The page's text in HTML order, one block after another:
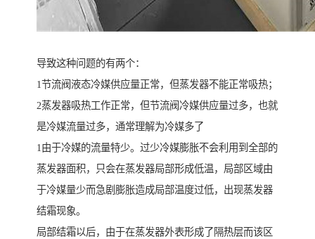
导致这种问题的有两个：
1节流阀液态冷媒供应量正常，但蒸发器不能正常吸热；
2蒸发器吸热工作正常，但节流阀冷媒供应量过多，也就
是冷媒流量过多，通常理解为冷媒多了
1由于冷媒的流量特少。过少冷媒膨胀不会利用到全部的
蒸发器面积，只会在蒸发器局部形成低温，局部区域由
于冷媒量少而急剧膨胀造成局部温度过低，出现蒸发器
结霜现象。
局部结霜以后，由于在蒸发器外表形成了隔热层而该区